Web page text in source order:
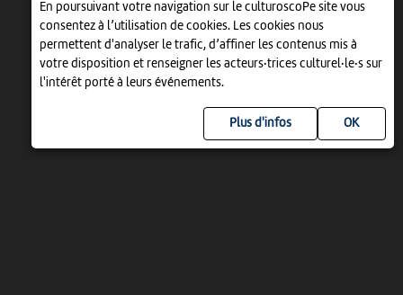
En poursuivant votre navigation sur le culturoscoPe site vous
consentez à l’utilisation de cookies. Les cookies nous
permettent d'analyser le trafic, d’affiner les contenus mis à
votre disposition et renseigner les acteurs·trices culturel·le·s sur
l'intérêt porté à leurs événements.
Plus d'infos